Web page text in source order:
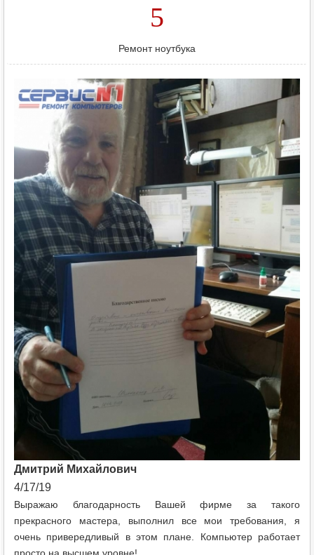
5
Ремонт ноутбука
Дмитрий Михайлович
4/17/19
Выражаю благодарность Вашей фирме за такого
прекрасного мастера, выполнил все мои требования, я
очень привередливый в этом плане. Компьютер работает
просто на высшем уровне!